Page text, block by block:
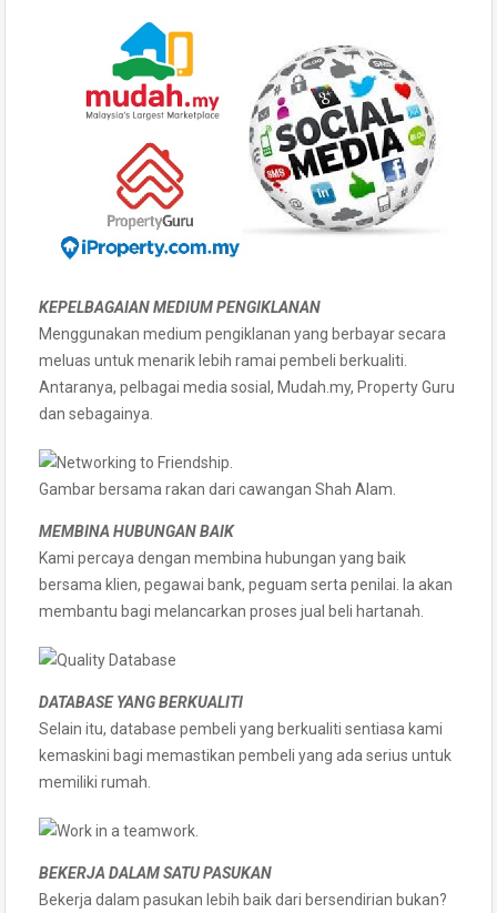
KEPELBAGAIAN MEDIUM PENGIKLANAN
Menggunakan medium pengiklanan yang berbayar secara
meluas untuk menarik lebih ramai pembeli berkualiti.
Antaranya, pelbagai media sosial, Mudah.my, Property Guru
dan sebagainya.
Gambar bersama rakan dari cawangan Shah Alam.
MEMBINA HUBUNGAN BAIK
Kami percaya dengan membina hubungan yang baik
bersama klien, pegawai bank, peguam serta penilai. Ia akan
membantu bagi melancarkan proses jual beli hartanah.
DATABASE YANG BERKUALITI
Selain itu, database pembeli yang berkualiti sentiasa kami
kemaskini bagi memastikan pembeli yang ada serius untuk
memiliki rumah.
BEKERJA DALAM SATU PASUKAN
Bekerja dalam pasukan lebih baik dari bersendirian bukan?